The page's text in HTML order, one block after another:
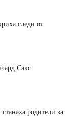
следи от
Сакс
родители за